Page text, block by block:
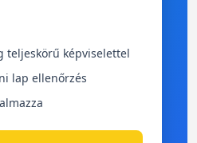
teljeskörű képviselettel
lap ellenőrzés